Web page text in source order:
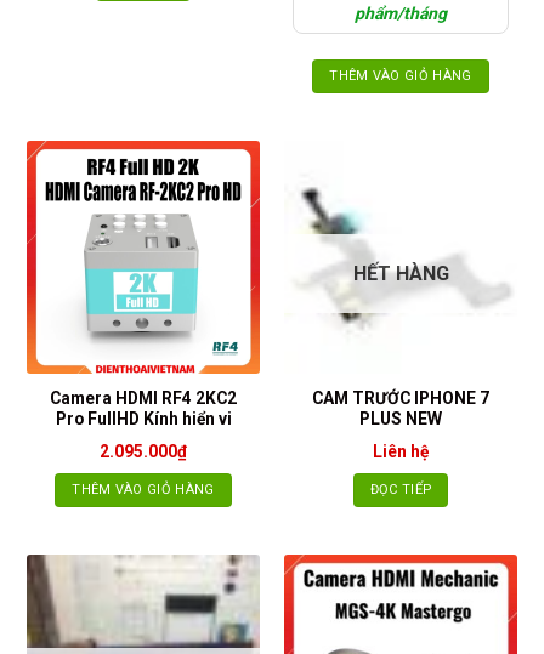
phẩm/tháng
THÊM VÀO GIỎ HÀNG
Camera HDMI RF4 2KC2
Pro FullHD Kính hiển vi
2.095.000₫
THÊM VÀO GIỎ HÀNG
HẾT HÀNG
CAM TRƯỚC IPHONE 7
PLUS NEW
Liên hệ
ĐỌC TIẾP